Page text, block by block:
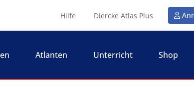
Hilfe Diercke Atlas Plus
Atlanten Unterricht Shop